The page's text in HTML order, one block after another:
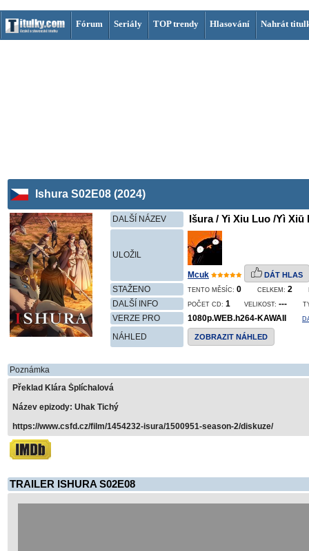
Fórum Seriály TOP trendy Hlasování Nahrát
Ishura S02E08 (2024)
DALŠÍ NÁZEV Išura / Yi Xiu Luo /Yì Xiū
ULOŽIL
Mcuk DÁT HLAS
STAŽENO TENTO MĚSÍC: 0 CELKEM: 2
DALŠÍ INFO POČET CD: 1 VELIKOST: ---
VERZE PRO 1080p.WEB.h264-KAWAII
NÁHLED ZOBRAZIT NÁHLED
Poznámka
Překlad Klára Šplíchalová
Název epizody: Uhak Tichý
https://www.csfd.cz/film/1454232-isura/1500951-season-2/diskuze/
TRAILER ISHURA S02E08